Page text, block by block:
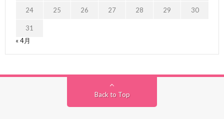
24 25 26 27 28 29 30
31
« 4月
Back to Top